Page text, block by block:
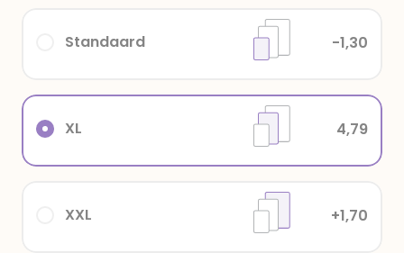
XXL +1,70
XL 4,79
Standaard -1,30